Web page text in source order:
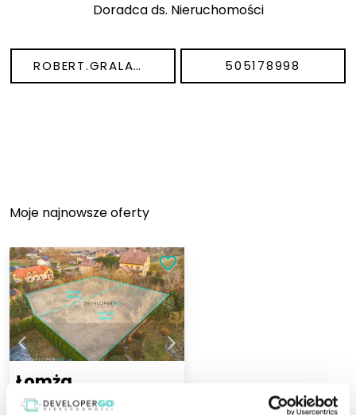
Doradca ds. Nieruchomości
ROBERT.GRALA@DEVELOPERGO.PL 505178998
Moje najnowsze oferty
Łomża
ul. Kierzkowa